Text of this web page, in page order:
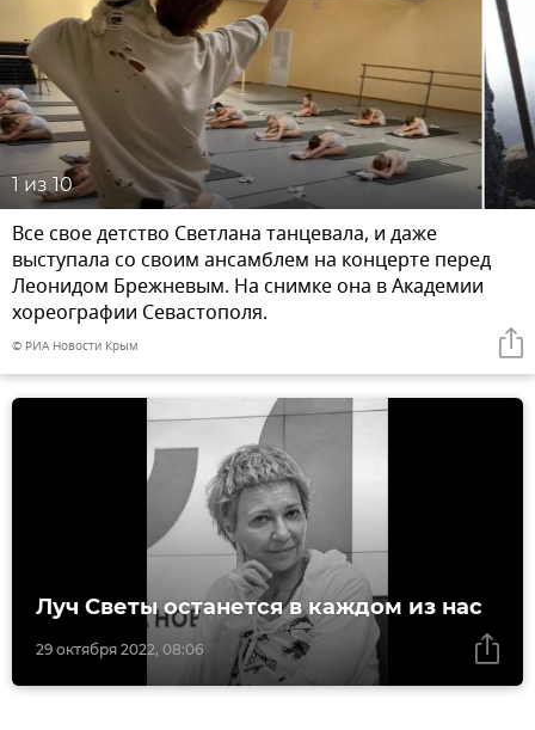
1 из 10
Все свое детство Светлана танцевала, и даже
выступала со своим ансамблем на концерте перед
Леонидом Брежневым. На снимке она в Академии
хореографии Севастополя.
© РИА Новости Крым
29 октября 2022, 08:06
Луч Светы останется в каждом из нас